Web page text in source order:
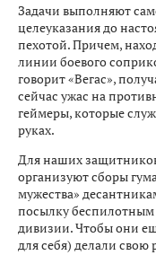
Задачи выполняют
целеуказания до
пехотой. Причем,
линии боевого
говорит «Вегас»,
сейчас ужас на
геймеры, которые
руках.
Для наших
организуют сборы
мужества»
посылку
дивизии. Чтобы они
для себя) делали свою